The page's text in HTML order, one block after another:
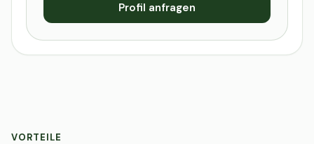
Profil anfragen
VORTEILE